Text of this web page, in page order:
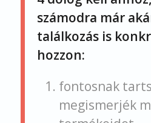
számodra már
találkozás is
hozzon:
fontosnak
megismerjék